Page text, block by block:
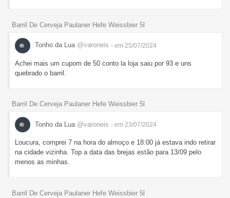
Barril De Cerveja Paulaner Hefe Weissbier 5l
Tonho da Lua @varoneis - em 25/07/2024
Achei mais um cupom de 50 conto la loja saiu por 93 e uns
quebrado o barril.
Barril De Cerveja Paulaner Hefe Weissbier 5l
Tonho da Lua @varoneis - em 23/07/2024
Loucura, comprei 7 na hora do almoço e 18:00 já estava indo retirar
na cidade vizinha. Top a data das brejas estão para 13/09 pelo
menos as minhas.
Barril De Cerveja Paulaner Hefe Weissbier 5l